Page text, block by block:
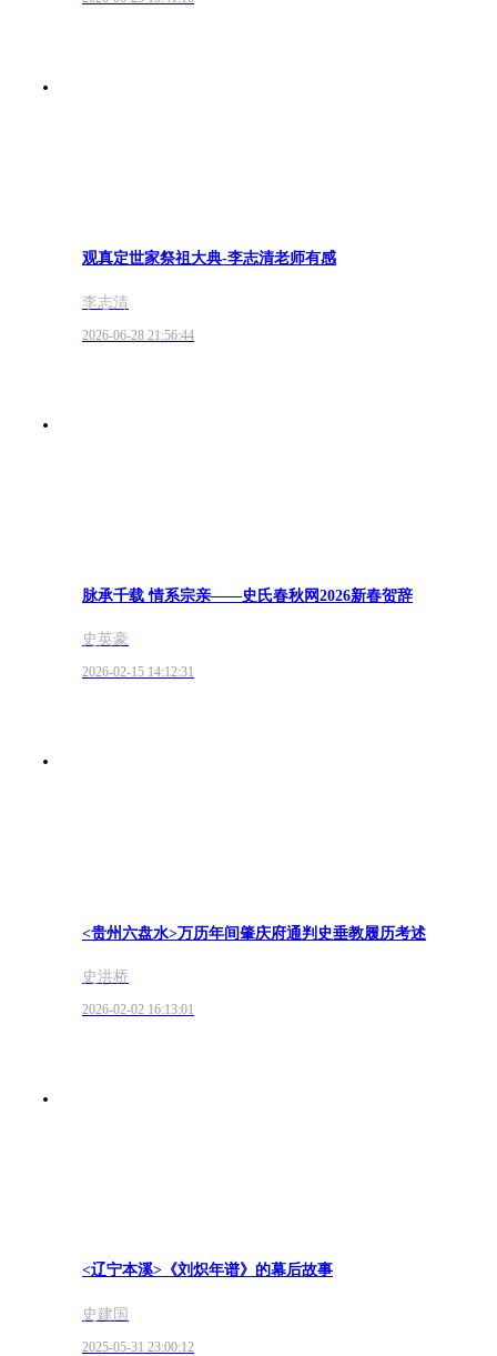
观真定世家祭祖大典-李志清老师有感
李志清
2026-06-28 21:56:44
脉承千载 情系宗亲——史氏春秋网2026新春贺辞
史英豪
2026-02-15 14:12:31
<贵州六盘水>万历年间肇庆府通判史垂教履历考述
史洪桥
2026-02-02 16:13:01
<辽宁本溪>《刘炽年谱》的幕后故事
史建国
2025-05-31 23:00:12